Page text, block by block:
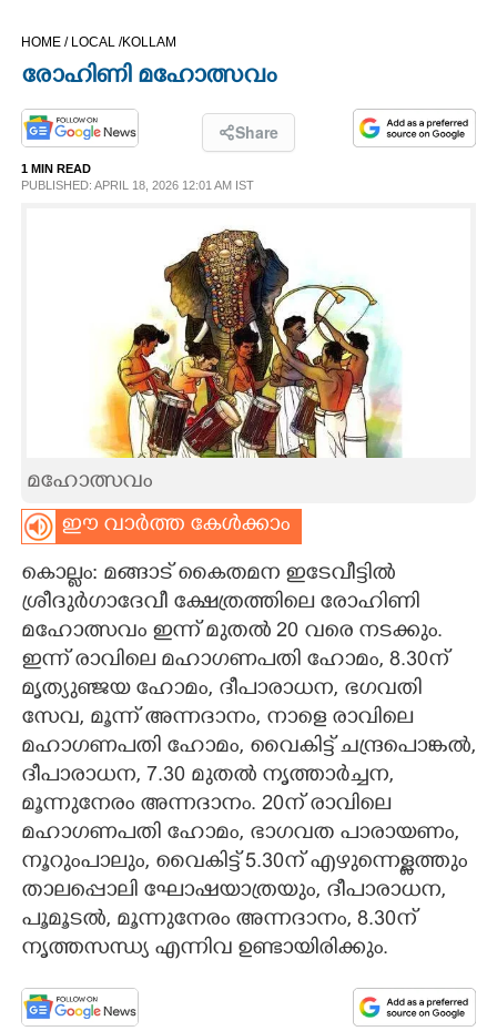
OPINION
PHOTOS
ASTRO
CARTOONS
LITERATURE
ZOOM
CONTACT US
HOME / LOCAL /KOLLAM
രോഹിണി മഹോത്സവം
Share
1 MIN READ
PUBLISHED: APRIL 18, 2026 12:01 AM IST
മഹോത്സവം
ഈ വാർത്ത കേൾക്കാം
കൊല്ലം: മങ്ങാട് കൈതമന ഇടേവീട്ടിൽ
ശ്രീദുർഗാദേവീ ക്ഷേത്രത്തിലെ രോഹിണി
മഹോത്സവം ഇന്ന് മുതൽ 20 വരെ നടക്കും.
ഇന്ന് രാവിലെ മഹാഗണപതി ഹോമം, 8.30ന്
മൃത്യുഞ്ജയ ഹോമം, ദീപാരാധന, ഭഗവതി
സേവ, മൂന്ന് അന്നദാനം, നാളെ രാവിലെ
മഹാഗണപതി ഹോമം, വൈകിട്ട് ചന്ദ്രപൊങ്കൽ,
ദീപാരാധന, 7.30 മുതൽ നൃത്താർച്ചന,
മൂന്നുനേരം അന്നദാനം. 20ന് രാവിലെ
മഹാഗണപതി ഹോമം, ഭാഗവത പാരായണം,
നൂറുംപാലും, വൈകിട്ട് 5.30ന് എഴുന്നെള്ളത്തും
താലപ്പൊലി ഘോഷയാത്രയും, ദീപാരാധന,
പൂമൂടൽ, മൂന്നുനേരം അന്നദാനം, 8.30ന്
നൃത്തസന്ധ്യ എന്നിവ ഉണ്ടായിരിക്കും.